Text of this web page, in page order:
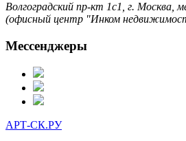
Волгоградский пр-кт 1с1, г. Москва,
(офисный центр "Инком
Мессенджеры
АРТ-СК.РУ